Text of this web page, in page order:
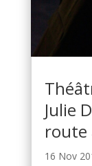
Julie
route
16 Nov